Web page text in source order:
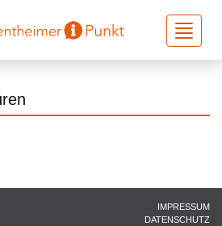
Toggle
IMPRESSUM
DATENSCHUTZ